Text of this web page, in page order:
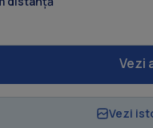
Vezi
Vezi